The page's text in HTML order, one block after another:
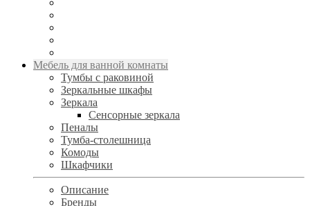
Мебель для ванной комнаты
Тумбы с раковиной
Зеркальные шкафы
Зеркала
Сенсорные зеркала
Пеналы
Тумба-столешница
Комоды
Шкафчики
Описание
Бренды